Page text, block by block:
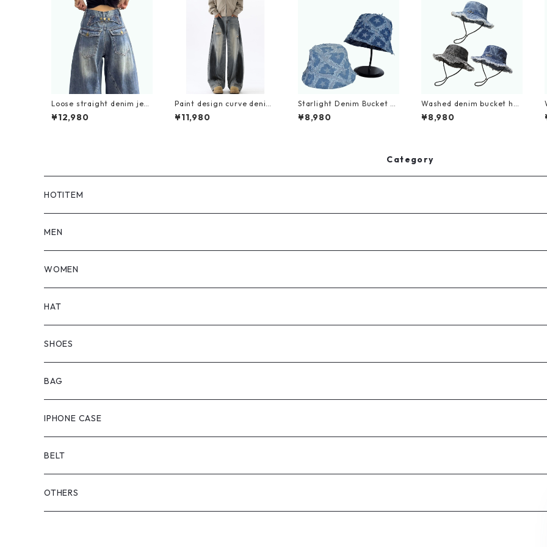
Loose straight denim jea
ns D0183
¥12,980
Paint design curve denim
jeans D0191
¥11,980
Starlight Denim Bucket H
at D0214
¥8,980
Washed denim bucket hat
D0216
¥8,980
Category
HOTITEM
MEN
TOPS
BOTTOMS
OUTER
WOMEN
TOPS
BOTTOMS
ONEPIECE
OUTER
HAT
SHOES
ブーツ
スニーカー
サンダル
BAG
IPHONE CASE
BELT
OTHERS